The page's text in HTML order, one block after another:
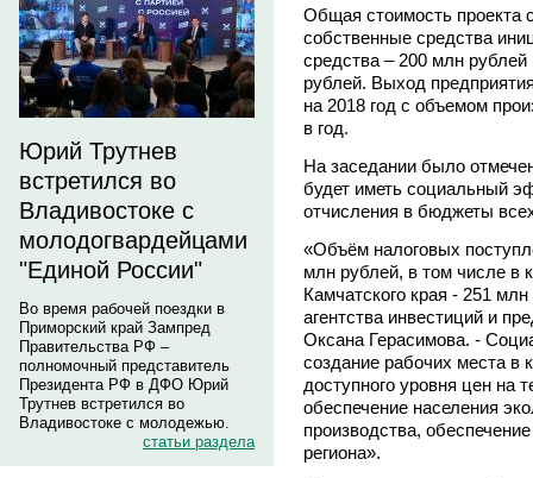
Юрий Трутнев
встретился во
Владивостоке с
молодогвардейцами
"Единой России"
Во время рабочей поездки в
Приморский край Зампред
Правительства РФ –
полномочный представитель
Президента РФ в ДФО Юрий
Трутнев встретился во
Владивостоке с молодежью.
статьи раздела
Общая стоимость проекта
собственные средства
средства – 200 млн
рублей. Выход
на 2018 год с объемом
в год.
На заседании было
будет иметь социальный
отчисления в бюджеты
«Объём налоговых
млн рублей, в том числе в
Камчатского края - 251
агентства инвестиций и
Оксана Герасимова. -
создание рабочих места в
доступного уровня цен на
обеспечение населения
производства,
региона».